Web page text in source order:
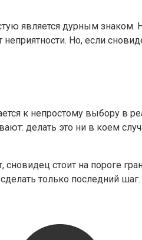
является дурным
Но, если
к непростому выбору в
это ни в коем
сновидец стоит на пороге
только последний